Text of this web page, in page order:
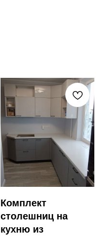
Комплект
столешниц на
кухню из